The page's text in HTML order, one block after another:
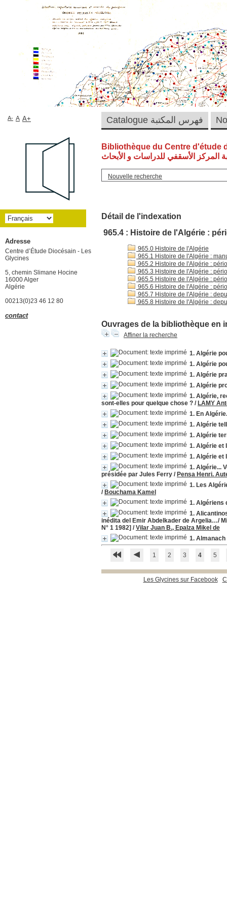
Bibliothèque du Centre d'étude
المركز الأسقفي للدراسات و الأبحاث
Nouvelle recherche
Détail de l'indexation
965.4 : Histoire de l'Algérie :
965.0 Histoire de l'Algérie
965.1 Histoire de l'Algérie :
965.2 Histoire de l'Algérie :
965.3 Histoire de l'Algérie :
965.5 Histoire de l'Algérie :
965.6 Histoire de l'Algérie :
965.7 Histoire de l'Algérie :
965.8 Histoire de l'Algérie :
Ouvrages de la bibliothèque en
Affiner la recherche
1. Algérie
1. Algérie
1. Algérie
1. Algérie
1. Algérie,
sont-elles pour quelque chose ? / LAMY
1. En
1. Algérie
1. Algérie
1. Algérie et
1. Algérie et
1. Algérie...
présidée par Jules Ferry / Pensa Henri.
1. Les
/ Bouchama Kamel
1. Algériens
1.
inédita del Emir Abdelkader de Argelia…/
N° 1 1982] /Vilar Juan B., Epalza Mikel de
1. Almanach
1 2 3 4 5
Les Glycines sur Facebook
Catalogue فهرس المكتبة A- A A+
Adresse
Centre d’Étude Diocésain - Les
Glycines
5, chemin Slimane Hocine
16000 Alger
Algérie
00213(0)23 46 12 80
contact